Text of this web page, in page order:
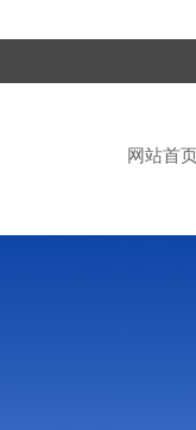
网站首